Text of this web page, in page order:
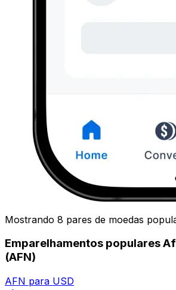
Mostrando 8 pares de moedas
Emparelhamentos populares
(AFN)
AFN para USD